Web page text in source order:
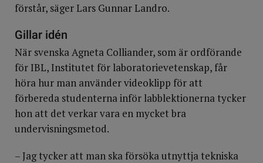
förstår, säger Lars Gunnar Landro.
Gillar idén
När svenska Agneta Colliander, som är ordförande
för IBL, Institutet för laboratorievetenskap, får
höra hur man använder videoklipp för att
förbereda studenterna inför labblektionerna tycker
hon att det verkar vara en mycket bra
undervisningsmetod.
– Jag tycker att man ska försöka utnyttja tekniska